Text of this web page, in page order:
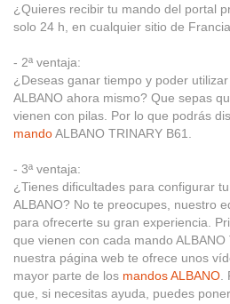
¿Quieres recibir tu mando del portal
solo 24 h, en cualquier sitio de Francia.
- 2ª ventaja:
¿Deseas ganar tiempo y poder
ALBANO ahora mismo? Que sepas
vienen con pilas. Por lo que podrás
mandoALBANO TRINARY B61.
- 3ª ventaja:
¿Tienes dificultades para configurar
ALBANO? No te preocupes, nuestro
para ofrecerte su gran experiencia.
que vienen con cada mando ALBANO
nuestra página web te ofrece unos
mayor parte de los mandos ALBANO
que, si necesitas ayuda, puedes